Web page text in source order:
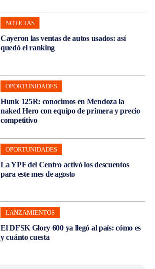
NOTICIAS
Cayeron las ventas de autos usados: así
quedó el ranking
OPORTUNIDADES
Hunk 125R: conocimos en Mendoza la
naked Hero con equipo de primera y precio
competitivo
OPORTUNIDADES
La YPF del Centro activó los descuentos
para este mes de agosto
LANZAMIENTOS
El DFSK Glory 600 ya llegó al país: cómo es
y cuánto cuesta